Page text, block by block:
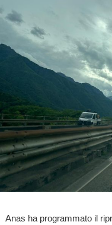
Anas ha programmato il